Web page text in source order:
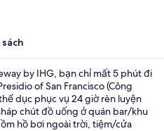
by IHG, bạn chỉ mất 5 phút đi
of San Francisco (Công
dục phục vụ 24 giờ rèn luyện
chút đồ uống ở quán bar/khu
hồ bơi ngoài trời, tiệm/cửa